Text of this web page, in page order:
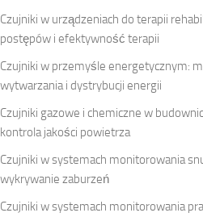
Czujniki w urządzeniach do terapii
postępów i efektywność terapii
Czujniki w przemyśle energetycznym:
wytwarzania i dystrybucji energii
Czujniki gazowe i chemiczne w
kontrola jakości powietrza
Czujniki w systemach monitorowania
wykrywanie zaburzeń
Czujniki w systemach monitorowania